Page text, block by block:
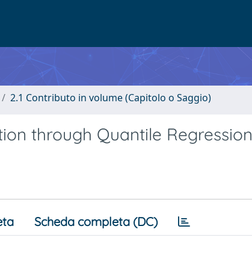
2.1 Contributo in volume (Capitolo o Saggio)
through Quantile Regression
Scheda completa (DC)